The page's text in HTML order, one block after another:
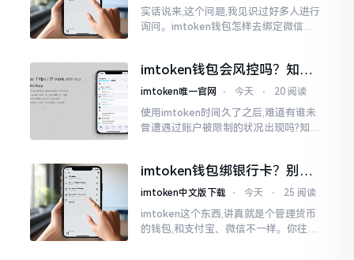
实话说来,这个问题,我见识过好多人进行
询问。imtoken钱包怎样去绑定微信呢?
试。随后予以明晰
imtoken钱包会风控吗？知乎
上的说法靠不靠谱，老币民告
imtoken唯一官网 ⋅ 今天 ⋅ 20 阅读
使用imtoken时间久了之后,难道有谁未
曾遭遇过账户被限制的状况出现吗?知乎
制。
imtoken钱包绑银行卡？别折
腾了，真相是这样的
imtoken中文版下载 ⋅ 今天 ⋅ 25 阅读
imtoken这个东西,讲真就是个管理货币
的钱包,和支付宝、微信不一样。你往里